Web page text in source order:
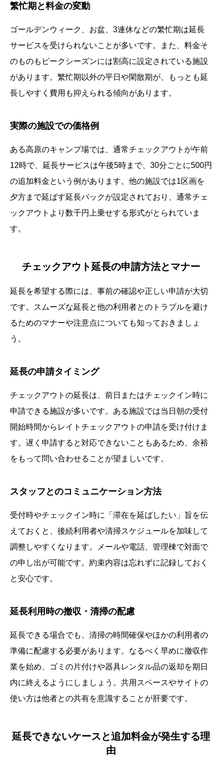
繁忙期と料金の変動
ゴールデンウィーク、お盆、3連休などの繁忙期は延長
サービスを受けられないことが多いです。また、料金そ
のものもピークシーズンには割高に設定されている施設
があります。繁忙期以外の平日や閑散期が、もっとも延
長しやすく費用も抑えられる傾向があります。
実際の施設での価格例
ある高原のキャンプ場では、通常チェックアウトが午前
12時で、延長サービスは午後5時まで、30分ごとに500円
の追加料金という例があります。他の施設では1区画を
夕方まで延ばす延長パックが設定されており、通常チェ
ックアウトより数千円上乗せする形式がとられていま
す。
チェックアウト延長の申請方法とマナー
延長を希望する際には、事前の確認や正しい申請が大切
です。スムーズな延長と他の利用者とのトラブルを避け
るためのマナーや注意点についても知っておきましょ
う。
延長の申請タイミング
チェックアウトの延長は、前日またはチェックイン時に
申請できる施設が多いです。ある施設では当日朝の受付
開始時間からレイトチェックアウトの申請を受け付けま
す。遅く申請すると対応できないこともあるため、余裕
をもって問い合わせることが望ましいです。
スタッフとのコミュニケーション方法
受付時やチェックイン時に「滞在を延ばしたい」旨を伝
えておくと、後続利用者や清掃スケジュールを加味して
調整しやすくなります。メールや電話、管理棟で対面で
の申し出が可能です。約束内容は忘れずに記録しておく
と安心です。
延長利用時の撤収・清掃の配慮
延長できる場合でも、清掃の時間確保やほかの利用者の
準備に配慮する必要があります。なるべく早めに撤収作
業を始め、ゴミの片付けや器具レンタル品の返却を期日
内に終えるようにしましょう。共用スペースやサイトの
使い方は他者との共有を意識することが肝要です。
延長できないケースと追加料金が発生する理
由